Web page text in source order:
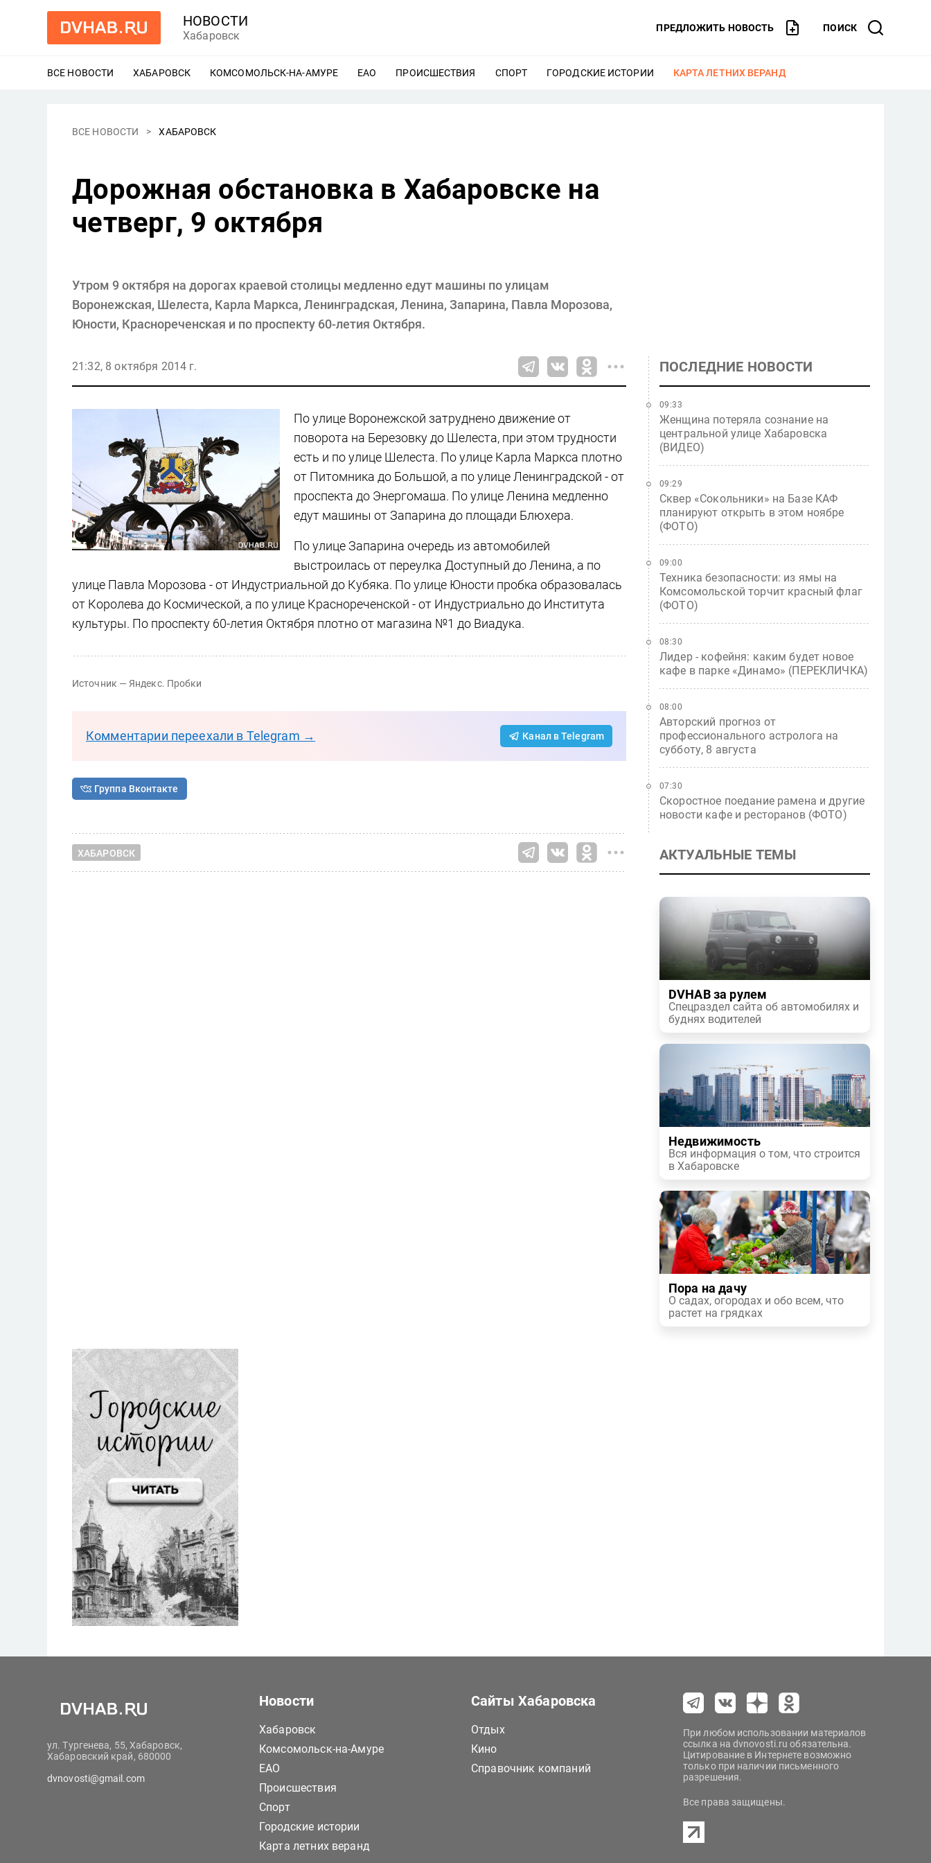
НОВОСТИ
Хабаровск
ПРЕДЛОЖИТЬ НОВОСТЬ ПОИСК
ВСЕ НОВОСТИ ХАБАРОВСК ЕЩЕ
КОМСОМОЛЬСК-НА-АМУРЕ ЕЩЕ
ЕАО ЕЩЕ
ПРОИСШЕСТВИЯ ЕЩЕ
СПОРТ ЕЩЕ
ГОРОДСКИЕ ИСТОРИИ ЕЩЕ
КАРТА ЛЕТНИХ ВЕРАНД
ВСЕ НОВОСТИ ХАБАРОВСК
Дорожная обстановка в Хабаровске на
четверг, 9 октября
Утром 9 октября на дорогах краевой столицы медленно едут машины по улицам
Воронежская, Шелеста, Карла Маркса, Ленинградская, Ленина, Запарина, Павла Морозова,
Юности, Краснореченская и по проспекту 60-летия Октября.
21:32, 8 октября 2014 г.
По улице Воронежской затруднено движение от
поворота на Березовку до Шелеста, при этом трудности
есть и по улице Шелеста. По улице Карла Маркса плотно
от Питомника до Большой, а по улице Ленинградской - от
проспекта до Энергомаша. По улице Ленина медленно
едут машины от Запарина до площади Блюхера.
По улице Запарина очередь из автомобилей
выстроилась от переулка Доступный до Ленина, а по
улице Павла Морозова - от Индустриальной до Кубяка. По улице Юности пробка образовалась
от Королева до Космической, а по улице Краснореченской - от Индустриально до Института
культуры. По проспекту 60-летия Октября плотно от магазина №1 до Виадука.
Источник — Яндекс. Пробки
Комментарии переехали в Telegram → Канал в Telegram
Группа Вконтакте
ХАБАРОВСК
ПОСЛЕДНИЕ НОВОСТИ
Женщина потеряла сознание на
центральной улице Хабаровска
(ВИДЕО)
09:33
Сквер «Сокольники» на Базе КАФ
планируют открыть в этом ноябре
(ФОТО)
09:29
Техника безопасности: из ямы на
Комсомольской торчит красный флаг
(ФОТО)
09:00
Лидер - кофейня: каким будет новое
кафе в парке «Динамо» (ПЕРЕКЛИЧКА)
08:30
Авторский прогноз от
профессионального астролога на
субботу, 8 августа
08:00
Скоростное поедание рамена и другие
новости кафе и ресторанов (ФОТО)
07:30
АКТУАЛЬНЫЕ ТЕМЫ
DVHAB за рулем
Спецраздел сайта об автомобилях и
буднях водителей
Недвижимость
Вся информация о том, что строится
в Хабаровске
Пора на дачу
О садах, огородах и обо всем, что
растет на грядках
ул. Тургенева, 55, Хабаровск,
Хабаровский край, 680000
dvnovosti@gmail.com
Новости
Хабаровск
Комсомольск-на-Амуре
ЕАО
Происшествия
Спорт
Городские истории
Карта летних веранд
Сайты Хабаровска
Отдых
Кино
Справочник компаний
При любом использовании материалов
ссылка на dvnovosti.ru обязательна.
Цитирование в Интернете возможно
только при наличии письменного
разрешения.
Все права защищены.